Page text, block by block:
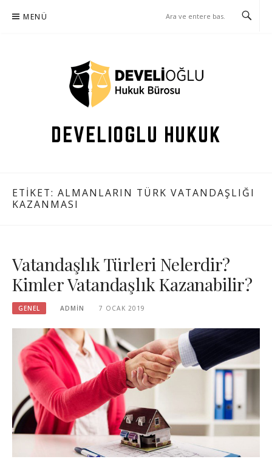
atla
MENÜ
DEVELIOGLU HUKUK
ETIKET: ALMANLARIN TÜRK VATANDAŞLIĞI
KAZANMASI
Vatandaşlık Türleri Nelerdir?
Kimler Vatandaşlık Kazanabilir?
GENEL ADMIN 7 OCAK 2019